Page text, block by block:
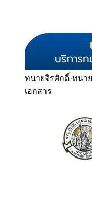
ทนายจิรศักดิ์·ทนา
เอกสาร